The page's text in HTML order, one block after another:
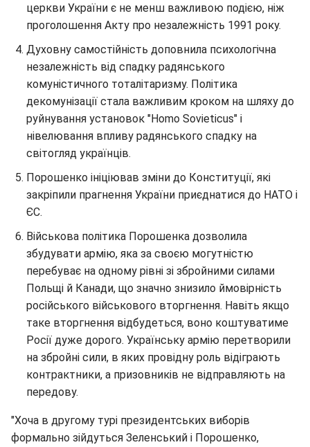
церкви України є не менш важливою подією, ніж
проголошення Акту про незалежність 1991 року.
Духовну самостійність доповнила психологічна
незалежність від спадку радянського
комуністичного тоталітаризму. Політика
декомунізації стала важливим кроком на шляху до
руйнування установок "Homo Sovieticus" і
нівелювання впливу радянського спадку на
світогляд українців.
Порошенко ініціював зміни до Конституції, які
закріпили прагнення України приєднатися до НАТО і
ЄС.
Військова політика Порошенка дозволила
збудувати армію, яка за своєю могутністю
перебуває на одному рівні зі збройними силами
Польщі й Канади, що значно знизило ймовірність
російського військового вторгнення. Навіть якщо
таке вторгнення відбудеться, воно коштуватиме
Росії дуже дорого. Українську армію перетворили
на збройні сили, в яких провідну роль відіграють
контрактники, а призовників не відправляють на
передову.
"Хоча в другому турі президентських виборів
формально зійдуться Зеленський і Порошенко,